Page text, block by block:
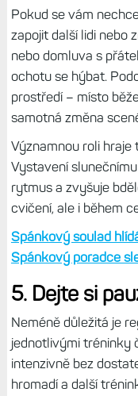
Pokud se vám
zapojit další lidi nebo
nebo domluva s
ochotu se hýbat.
prostředí – místo
samotná změna
Významnou roli hraje
Vystavení
rytmus a zvyšuje
cvičení, ale i během
Spánkový soulad
Spánkový poradce
5. Dejte si
Neméně důležitá je
jednotlivými tréninky
intenzivně bez
hromadí a další